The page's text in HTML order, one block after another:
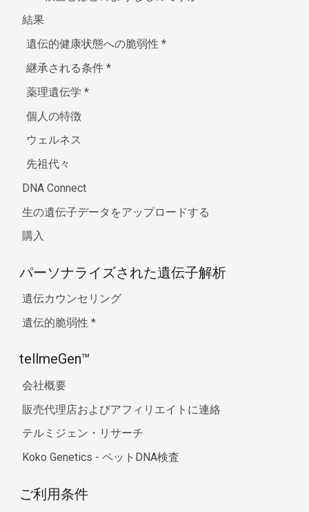
結果
遺伝的健康状態への脆弱性*
継承される条件*
薬理遺伝学*
個人の特徴
ウェルネス
先祖代々
DNA Connect
生の遺伝子データをアップロードする
購入
パーソナライズされた遺伝子解析
遺伝カウンセリング
遺伝的脆弱性 *
tellmeGen™
会社概要
販売代理店およびアフィリエイトに連絡
テルミジェン・リサーチ
Koko Genetics - ペットDNA検査
ご利用条件